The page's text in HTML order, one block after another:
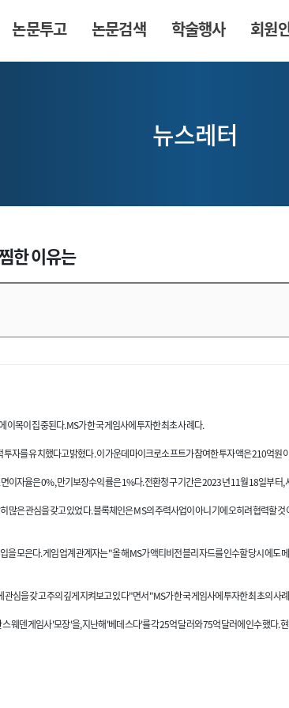
논문투고 논문검색 학술행사 회원
뉴스레터
한 이유는
목이 집중된다. MS가 한국 게임사에 투자한 최초 사례다.
자를 유치했다고 밝혔다. 이 가운데 마이크로소프트가 참여한 투자액은 210억
이자율은 0%, 만기보장수익률은 1%다. 전환청구 기간은 2023년 11월 18일부터
은 관심을 갖고 있었다. 블록체인은 MS의 주력사업이 아니기에 오히려 협력할
모은다. 게임업계 관계자는 "올해 MS가 액티비전 블리자드를 인수할 당시에
을 갖고 주의 깊게 지켜보고 있다"면서 "MS가 한국 게임사에 투자한 최초의
웨덴 게임사 '모장'을, 지난해 '베데스다'를 각 25억 달러와 75억 달러에 인수했